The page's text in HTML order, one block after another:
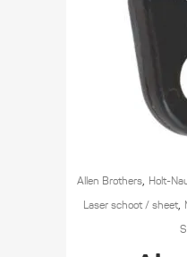
Allen Brothers, Holt-
Laser schoot / sheet,